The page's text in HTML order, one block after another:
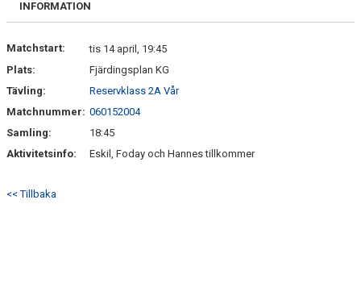
BILDGALLERI
KONTAKT
INFORMATION
Matchstart:
tis 14 april, 19:45
Plats:
Fjärdingsplan KG
Tävling:
Reservklass 2A Vår
Matchnummer: 060152004
Samling:
18:45
Aktivitetsinfo:
Eskil, Foday och Hannes tillkommer
<< Tillbaka